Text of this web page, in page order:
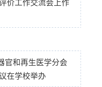
价工作交流会上作
官和再生医学分会
在学校举办